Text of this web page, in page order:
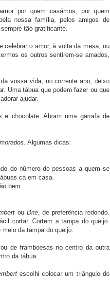
por quem casámos, por quem
nossa família, pelos amigos de
tão gratificante.
celebrar o amor, à volta da mesa, ou
os outros sentirem-se amados,
vossa vida, no corrente ano, deixo
Uma tábua que podem fazer ou que
ajudar.
e chocolate. Abram uma garrafa de
. Algumas dicas:
do número de pessoas a quem se
cá em casa.
bem.
ou Brie, de preferência redondo.
cortar. Cortem a tampa do queijo.
da tampa do queijo.
de framboesas no centro da outra
da tábua.
escolhi colocar um triângulo do